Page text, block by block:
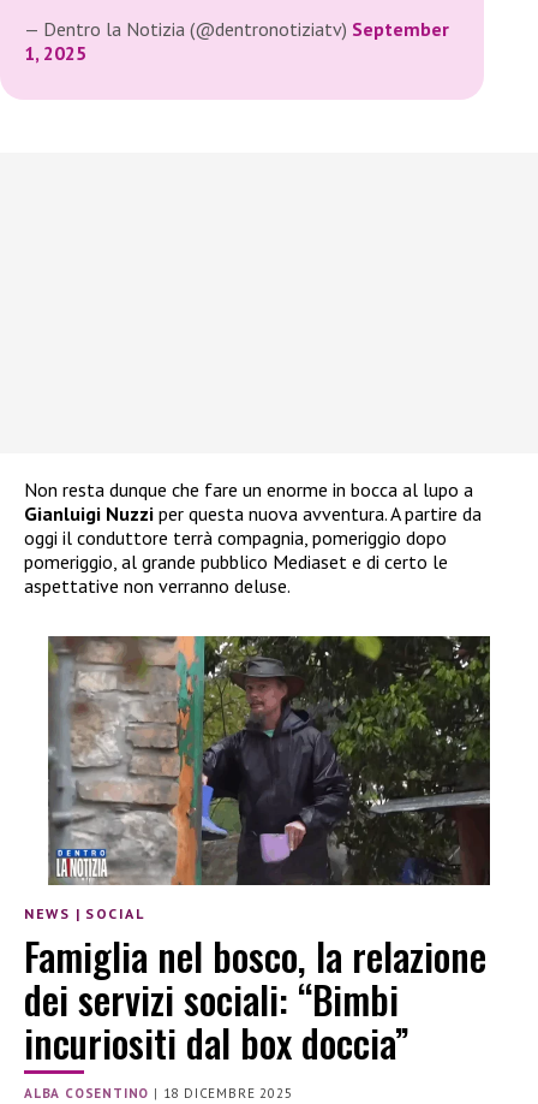
— Dentro la Notizia (@dentronotiziatv) September
1, 2025
Non resta dunque che fare un enorme in bocca al lupo a
Gianluigi Nuzzi per questa nuova avventura. A partire da
oggi il conduttore terrà compagnia, pomeriggio dopo
pomeriggio, al grande pubblico Mediaset e di certo le
aspettative non verranno deluse.
NEWS | SOCIAL
Famiglia nel bosco, la relazione
dei servizi sociali: “Bimbi
incuriositi dal box doccia”
ALBA COSENTINO | 18 DICEMBRE 2025